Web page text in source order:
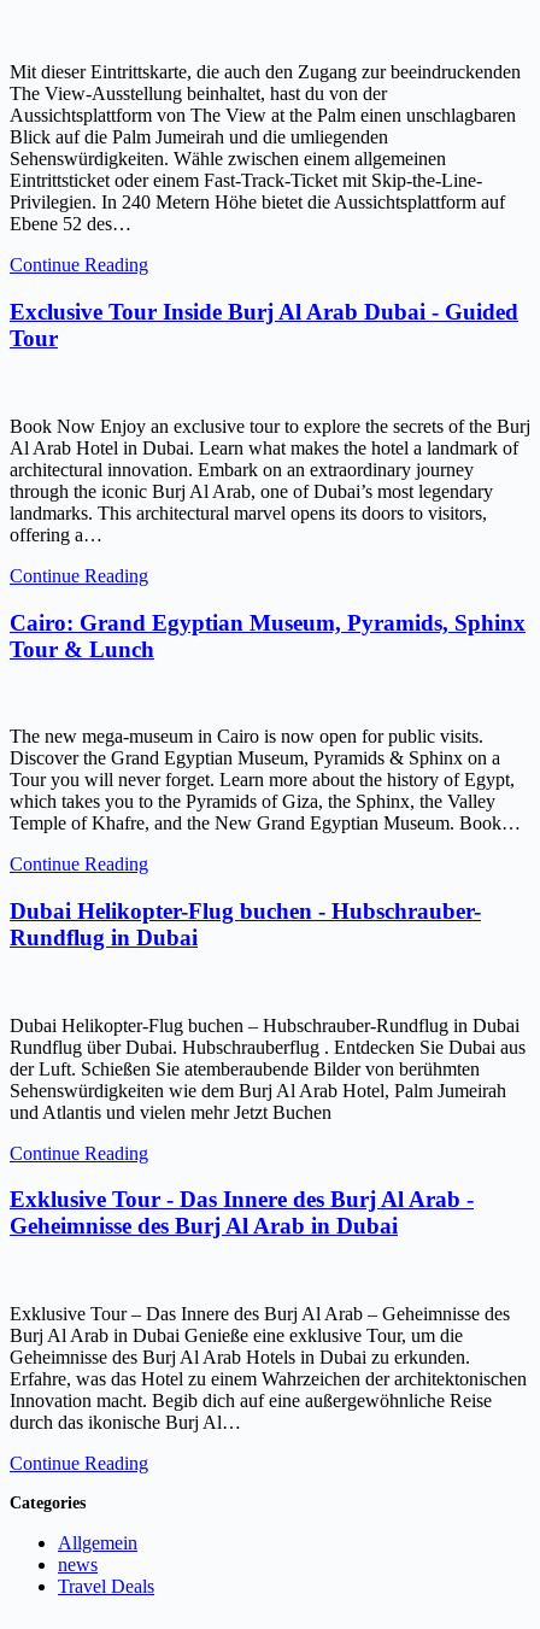
Mit dieser Eintrittskarte, die auch den Zugang zur beeindruckenden
The View-Ausstellung beinhaltet, hast du von der
Aussichtsplattform von The View at the Palm einen unschlagbaren
Blick auf die Palm Jumeirah und die umliegenden
Sehenswürdigkeiten. Wähle zwischen einem allgemeinen
Eintrittsticket oder einem Fast-Track-Ticket mit Skip-the-Line-
Privilegien. In 240 Metern Höhe bietet die Aussichtsplattform auf
Ebene 52 des…
Continue Reading
Exclusive Tour Inside Burj Al Arab Dubai - Guided
Tour
Book Now Enjoy an exclusive tour to explore the secrets of the Burj
Al Arab Hotel in Dubai. Learn what makes the hotel a landmark of
architectural innovation. Embark on an extraordinary journey
through the iconic Burj Al Arab, one of Dubai’s most legendary
landmarks. This architectural marvel opens its doors to visitors,
offering a…
Continue Reading
Cairo: Grand Egyptian Museum, Pyramids, Sphinx
Tour & Lunch
The new mega-museum in Cairo is now open for public visits.
Discover the Grand Egyptian Museum, Pyramids & Sphinx on a
Tour you will never forget. Learn more about the history of Egypt,
which takes you to the Pyramids of Giza, the Sphinx, the Valley
Temple of Khafre, and the New Grand Egyptian Museum. Book…
Continue Reading
Dubai Helikopter-Flug buchen - Hubschrauber-
Rundflug in Dubai
Dubai Helikopter-Flug buchen – Hubschrauber-Rundflug in Dubai
Rundflug über Dubai. Hubschrauberflug . Entdecken Sie Dubai aus
der Luft. Schießen Sie atemberaubende Bilder von berühmten
Sehenswürdigkeiten wie dem Burj Al Arab Hotel, Palm Jumeirah
und Atlantis und vielen mehr Jetzt Buchen
Continue Reading
Exklusive Tour - Das Innere des Burj Al Arab -
Geheimnisse des Burj Al Arab in Dubai
Exklusive Tour – Das Innere des Burj Al Arab – Geheimnisse des
Burj Al Arab in Dubai Genieße eine exklusive Tour, um die
Geheimnisse des Burj Al Arab Hotels in Dubai zu erkunden.
Erfahre, was das Hotel zu einem Wahrzeichen der architektonischen
Innovation macht. Begib dich auf eine außergewöhnliche Reise
durch das ikonische Burj Al…
Continue Reading
Categories
Allgemein
news
Travel Deals